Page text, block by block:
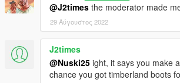
@J2times the moderator made
29 Αύγουστος 2022
J2times
@Nuski25 ight, it says you make
chance you got timberland boots